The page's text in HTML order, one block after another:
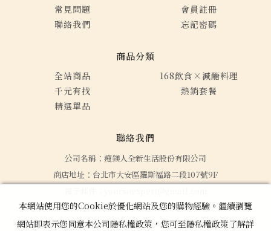
常見問題
聯絡我們
會員註冊
忘記密碼
商品分類
全站商品
168飲食×減醣料理
千元有找
熱銷套餐
精選單品
聯絡我們
公司名稱：瘦鎂人全新生活股份有限公司
商店地址：台北市大安區羅斯福路二段107號9F
服務電話： 02-27081608
服務時間：平日 09:00～12:00, 13:00～16:00（國定假日及天災除外）
本網站使用您的Cookie於優化網站及您的購物經驗。繼續瀏覽
網站即表示您同意本公司隱私權政策，您可至隱私權政策了解詳